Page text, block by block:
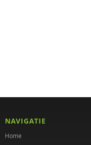
NAVIGATIE
Home